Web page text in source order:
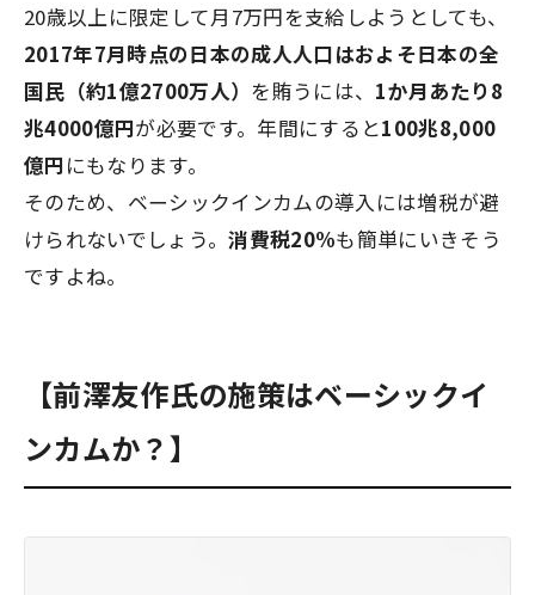
20歳以上に限定して月7万円を支給しようとしても、
2017年7月時点の日本の成人人口はおよそ日本の全
国民（約1億2700万人） を賄うには、 1か月あたり8
兆4000億円が必要です。年間にすると100兆8,000
億円 にもなります。
そのため、ベーシックインカムの導入には増税が避
けられないでしょう。消費税20%も簡単にいきそう
ですよね。
【前澤友作氏の施策はベーシックイ
ンカムか？】